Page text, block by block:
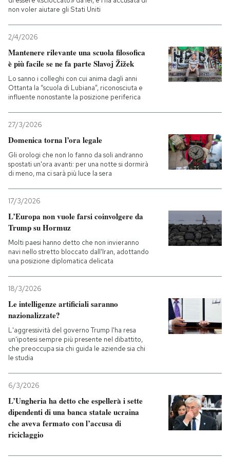
non voler aiutare gli Stati Uniti
2/4/2026
Mantenere rilevante una scuola filosofica
è più facile se ne fa parte Slavoj Žižek
Lo sanno i colleghi con cui anima dagli anni
Ottanta la “scuola di Lubiana”, riconosciuta e
influente nonostante la posizione periferica
27/3/2026
Domenica torna l’ora legale
Gli orologi che non lo fanno da soli andranno
spostati un'ora avanti: per una notte si dormirà
di meno, ma ci sarà più luce la sera
17/3/2026
L’Europa non vuole farsi coinvolgere da
Trump su Hormuz
Molti paesi hanno detto che non invieranno
navi nello stretto bloccato dall'Iran, adottando
una posizione diplomatica delicata
18/3/2026
Le intelligenze artificiali saranno
nazionalizzate?
L'aggressività del governo Trump l'ha resa
un'ipotesi sempre più presente nel dibattito,
che preoccupa sia chi guida le aziende sia chi
le studia
6/3/2026
L’Ungheria ha detto che espellerà i sette
dipendenti di una banca statale ucraina
che aveva fermato con l’accusa di
riciclaggio